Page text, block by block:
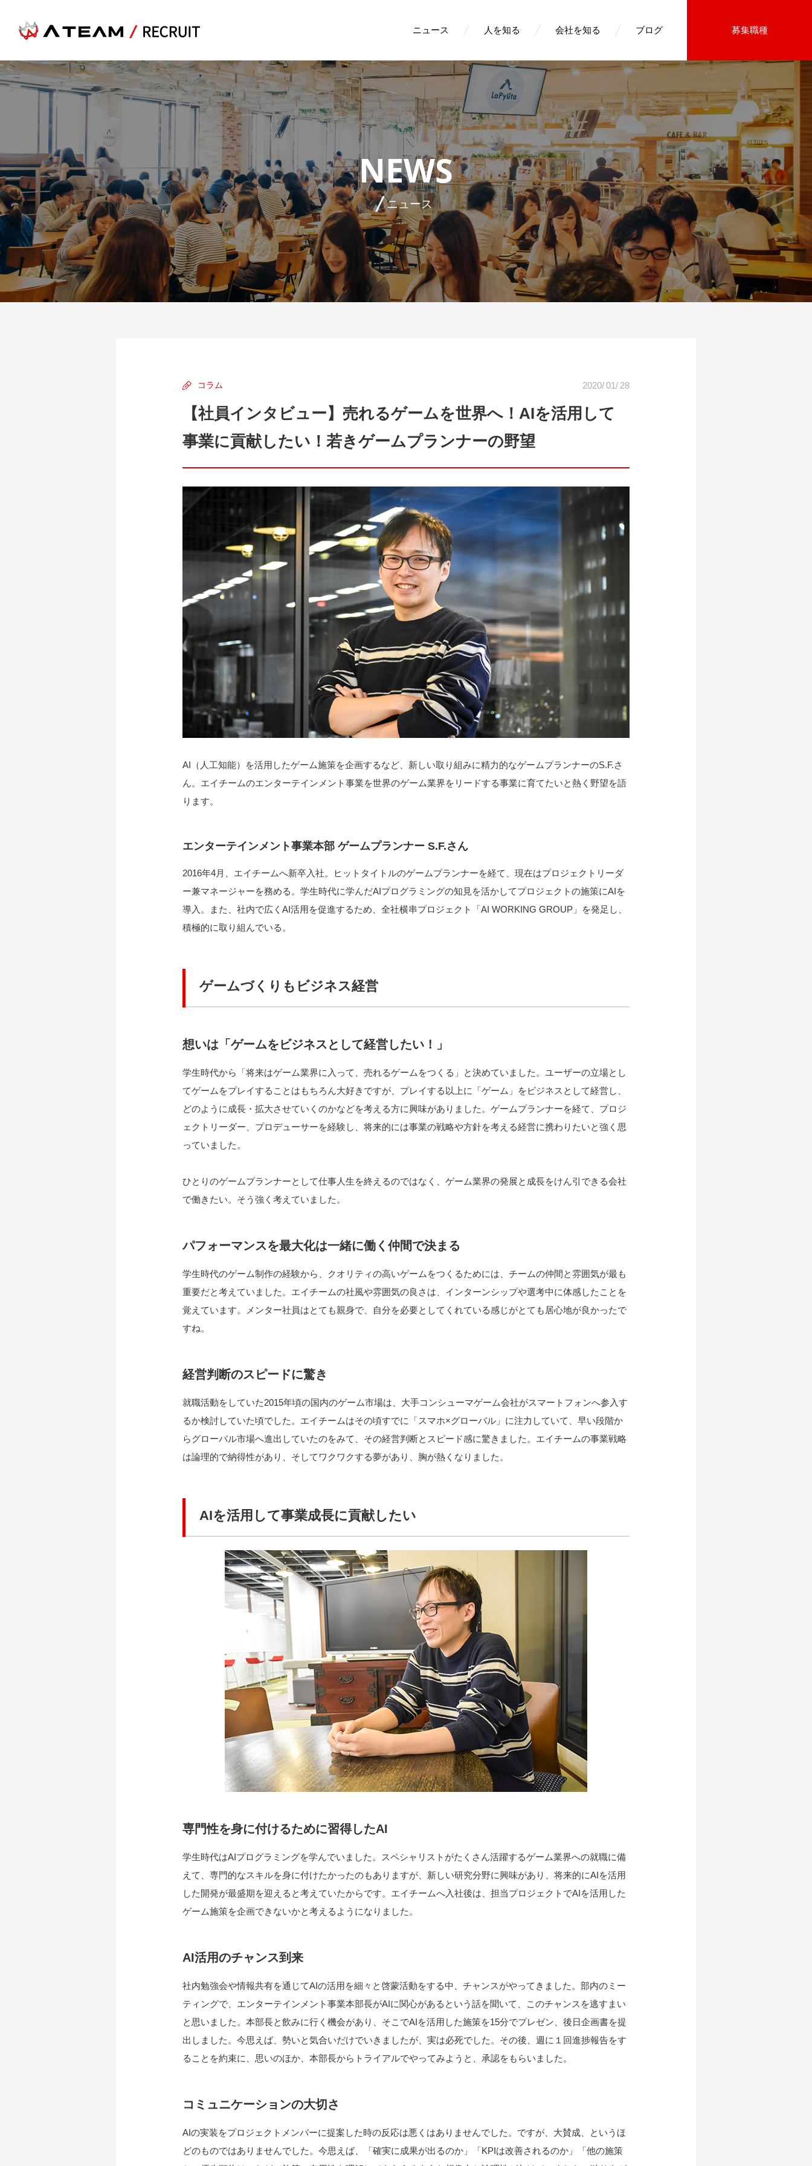
ニュース 人を知る 会社を知る ブログ 募集職種
NEWS
ニュース
コラム 2020/01/ 28
【社員インタビュー】売れるゲームを世界へ！AIを活用して
事業に貢献したい！若きゲームプランナーの野望
AI（人工知能）を活用したゲーム施策を企画するなど、新しい取り組みに精力的なゲームプランナーのS.F.さ
ん。エイチームのエンターテインメント事業を世界のゲーム業界をリードする事業に育てたいと熱く野望を語
ります。
エンターテインメント事業本部 ゲームプランナー S.F.さん
2016年4月、エイチームへ新卒入社。ヒットタイトルのゲームプランナーを経て、現在はプロジェクトリーダ
ー兼マネージャーを務める。学生時代に学んだAIプログラミングの知見を活かしてプロジェクトの施策にAIを
導入。また、社内で広くAI活用を促進するため、全社横串プロジェクト「AI WORKING GROUP」を発足し、
積極的に取り組んでいる。
ゲームづくりもビジネス経営
想いは「ゲームをビジネスとして経営したい！」
学生時代から「将来はゲーム業界に入って、売れるゲームをつくる」と決めていました。ユーザーの立場とし
てゲームをプレイすることはもちろん大好きですが、プレイする以上に「ゲーム」をビジネスとして経営し、
どのように成長・拡大させていくのかなどを考える方に興味がありました。ゲームプランナーを経て、プロジ
ェクトリーダー、プロデューサーを経験し、将来的には事業の戦略や方針を考える経営に携わりたいと強く思
っていました。
ひとりのゲームプランナーとして仕事人生を終えるのではなく、ゲーム業界の発展と成長をけん引できる会社
で働きたい。そう強く考えていました。
パフォーマンスを最大化は一緒に働く仲間で決まる
学生時代のゲーム制作の経験から、クオリティの高いゲームをつくるためには、チームの仲間と雰囲気が最も
重要だと考えていました。エイチームの社風や雰囲気の良さは、インターンシップや選考中に体感したことを
覚えています。メンター社員はとても親身で、自分を必要としてくれている感じがとても居心地が良かったで
すね。
経営判断のスピードに驚き
就職活動をしていた2015年頃の国内のゲーム市場は、大手コンシューマゲーム会社がスマートフォンへ参入す
るか検討していた頃でした。エイチームはその頃すでに「スマホ×グローバル」に注力していて、早い段階か
らグローバル市場へ進出していたのをみて、その経営判断とスピード感に驚きました。エイチームの事業戦略
は論理的で納得性があり、そしてワクワクする夢があり、胸が熱くなりました。
AIを活用して事業成長に貢献したい
専門性を身に付けるために習得したAI
学生時代はAIプログラミングを学んでいました。スペシャリストがたくさん活躍するゲーム業界への就職に備
えて、専門的なスキルを身に付けたかったのもありますが、新しい研究分野に興味があり、将来的にAIを活用
した開発が最盛期を迎えると考えていたからです。エイチームへ入社後は、担当プロジェクトでAIを活用した
ゲーム施策を企画できないかと考えるようになりました。
AI活用のチャンス到来
社内勉強会や情報共有を通じてAIの活用を細々と啓蒙活動をする中、チャンスがやってきました。部内のミー
ティングで、エンターテインメント事業本部長がAIに関心があるという話を聞いて、このチャンスを逃すまい
と思いました。本部長と飲みに行く機会があり、そこでAIを活用した施策を15分でプレゼン、後日企画書を提
出しました。今思えば、勢いと気合いだけでいきましたが、実は必死でした。その後、週に１回進捗報告をす
ることを約束に、思いのほか、本部長からトライアルでやってみようと、承認をもらいました。
コミュニケーションの大切さ
AIの実装をプロジェクトメンバーに提案した時の反応は悪くはありませんでした。ですが、大賛成、というほ
どのものではありませんでした。今思えば、「確実に成果が出るのか」「KPIは改善されるのか」「他の施策